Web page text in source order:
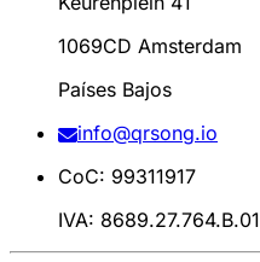
1069CD Amsterdam
Países Bajos
info@qrsong.io
CoC: 99311917
IVA: 8689.27.764.B.01